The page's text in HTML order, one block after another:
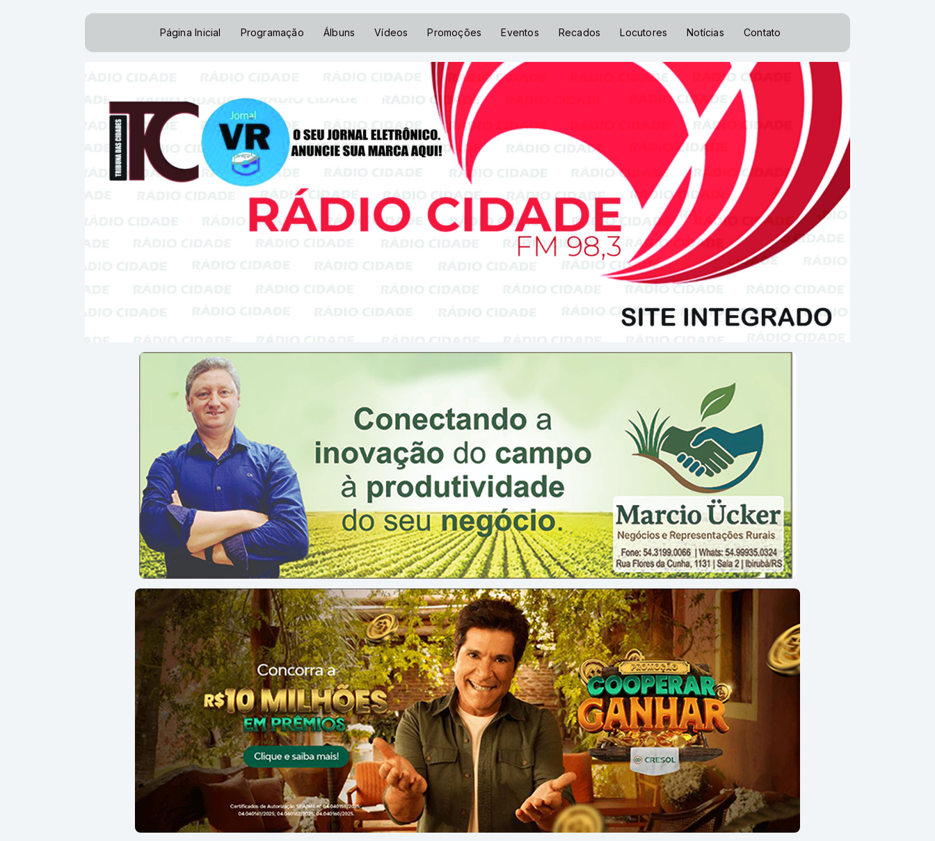
Página Inicial Programação Álbuns Vídeos Promoções Eventos Recados Locutores Notícias Contato